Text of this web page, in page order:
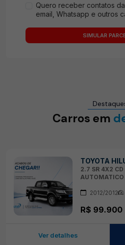
Quero receber contatos
email, Whatsapp e outros
SIMULAR
Carros em
TOYOTA
2.7 SR 4X2
AUTOMATICO
2012/2012
R$ 99.900
Ver detalhes